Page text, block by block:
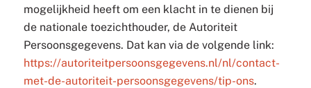
mogelijkheid heeft om een klacht in te dienen bij
de nationale toezichthouder, de Autoriteit
Persoonsgegevens. Dat kan via de volgende link:
https://autoriteitpersoonsgegevens.nl/nl/contact-
met-de-autoriteit-persoonsgegevens/tip-ons.